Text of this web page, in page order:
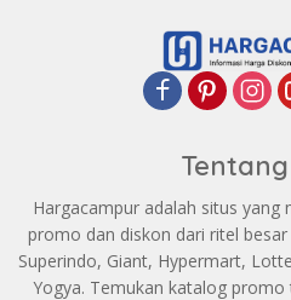
Hargacampur adalah situs
promo dan diskon dari ritel
Superindo, Giant, Hypermart,
Yogya. Temukan katalog